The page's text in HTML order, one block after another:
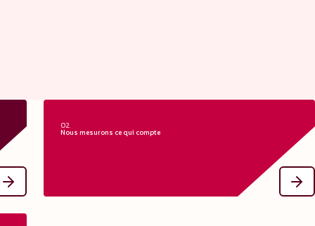
02.
Nous mesurons ce qui compte
Nous mettons en place les bons instruments pour suivre la
qualité du discovery, la vélocité de delivery et l’impact réel, en
éliminant le bruit des vanity metrics.